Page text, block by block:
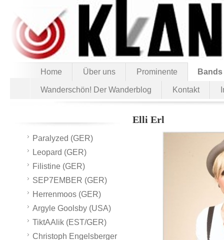
Home Über uns Prominente Bands
Wanderschön! Der Wanderblog Kontakt
Paralyzed (GER)
Leopard (GER)
Filistine (GER)
SEP7EMBER (GER)
Herrenmoos (GER)
Argyle Goolsby (USA)
TiktAAlik (EST/GER)
Christoph Engelsberger
Elli Erl